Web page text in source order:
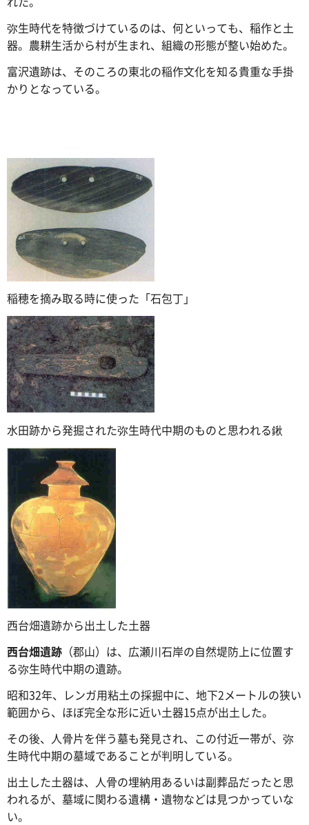
弥生時代を特徴づけているのは、何といっても、稲作と土
器。農耕生活から村が生まれ、組織の形態が整い始めた。
富沢遺跡は、そのころの東北の稲作文化を知る貴重な手掛
かりとなっている。
稲穂を摘み取る時に使った「石包丁」
水田跡から発掘された弥生時代中期のものと思われる鍬
西台畑遺跡から出土した土器
西台畑遺跡 （郡山）は、広瀬川石岸の自然堤防上に位置す
る弥生時代中期の遺跡。
昭和32年、レンガ用粘土の採掘中に、地下2メートルの狭い
範囲から、ほぼ完全な形に近い土器15点が出土した。
その後、人骨片を伴う墓も発見され、この付近一帯が、弥
生時代中期の墓域であることが判明している。
出土した土器は、人骨の埋納用あるいは副葬品だったと思
われるが、墓域に関わる遺構・遺物などは見つかっていな
い。